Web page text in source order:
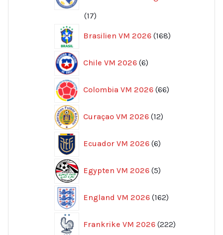
1717
Brasilien VM 2026 168
produkter
Chile VM 2026 6
produkter
Colombia VM 2026 66
produkter
Curaçao VM 2026 12
produkter
Ecuador VM 2026 6
produkter
Egypten VM 2026 5
produkter
England VM 2026 162
produkter
Frankrike VM 2026 222
produkter